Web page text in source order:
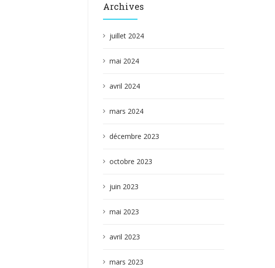
Archives
juillet 2024
mai 2024
avril 2024
mars 2024
décembre 2023
octobre 2023
juin 2023
mai 2023
avril 2023
mars 2023